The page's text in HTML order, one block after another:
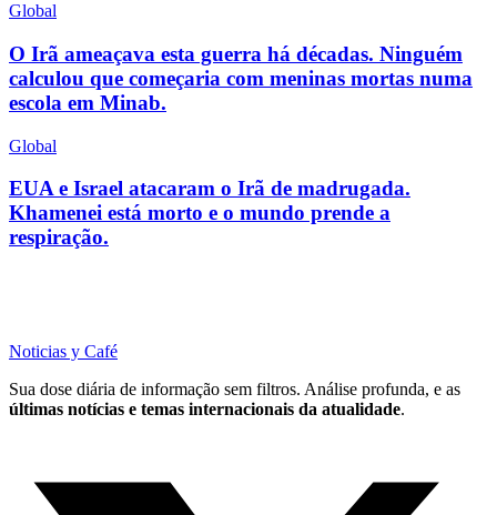
Global
O Irã ameaçava esta guerra há décadas. Ninguém
calculou que começaria com meninas mortas numa
escola em Minab.
Global
EUA e Israel atacaram o Irã de madrugada.
Khamenei está morto e o mundo prende a
respiração.
Noticias y Café
Sua dose diária de informação sem filtros. Análise profunda, e as
últimas notícias e temas internacionais da atualidade.